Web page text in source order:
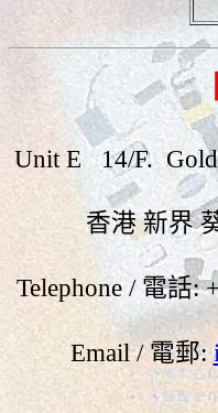
Unit E 14/F. Gold
香港 新界
Telephone / 電話:
Email / 電郵: